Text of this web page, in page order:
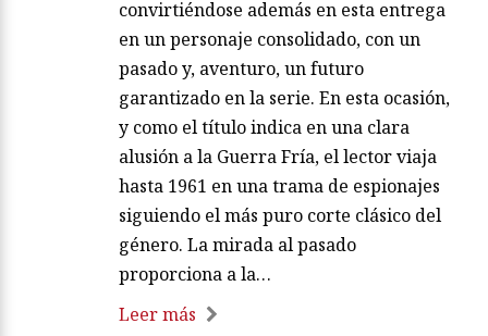
convirtiéndose además en esta entrega
en un personaje consolidado, con un
pasado y, aventuro, un futuro
garantizado en la serie. En esta ocasión,
y como el título indica en una clara
alusión a la Guerra Fría, el lector viaja
hasta 1961 en una trama de espionajes
siguiendo el más puro corte clásico del
género. La mirada al pasado
proporciona a la…
Leer más